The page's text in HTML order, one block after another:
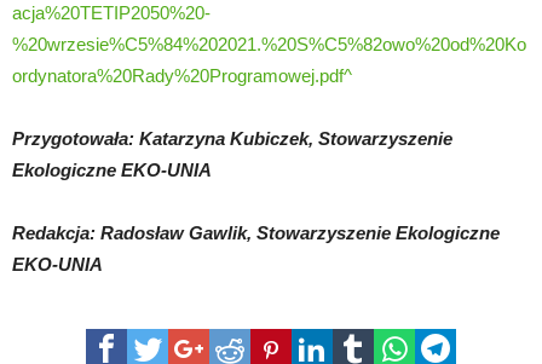
acja%20TETIP2050%20-
%20wrzesie%C5%84%202021.%20S%C5%82owo%20od%20Ko
ordynatora%20Rady%20Programowej.pdf^
Przygotowała: Katarzyna Kubiczek, Stowarzyszenie
Ekologiczne EKO-UNIA
Redakcja: Radosław Gawlik, Stowarzyszenie Ekologiczne
EKO-UNIA